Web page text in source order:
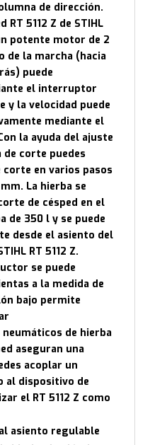
de dirección.
5112 Z de STIHL
potente motor de 2
la marcha (hacia
puede
el interruptor
y la velocidad puede
mediante el
la ayuda del ajuste
corte puedes
en varios pasos
La hierba se
de césped en el
de 350 l y se puede
desde el asiento del
RT 5112 Z.
se puede
a la medida de
bajo permite
de hierba
aseguran una
acoplar un
al dispositivo de
el RT 5112 Z como
asiento regulable